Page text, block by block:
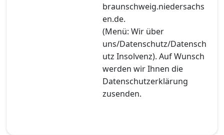
braunschweig.niedersachs
en.de.
(Menü: Wir über
uns/Datenschutz/Datensch
utz Insolvenz). Auf Wunsch
werden wir Ihnen die
Datenschutzerklärung
zusenden.